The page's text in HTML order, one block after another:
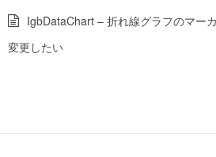
IgbDataChart – 折れ線グラフのマー
変更したい